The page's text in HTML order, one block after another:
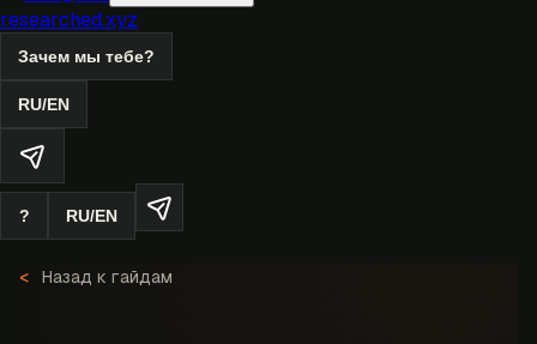
researched.xyz
Зачем мы тебе?
RU/EN
? RU/EN
Назад к гайдам